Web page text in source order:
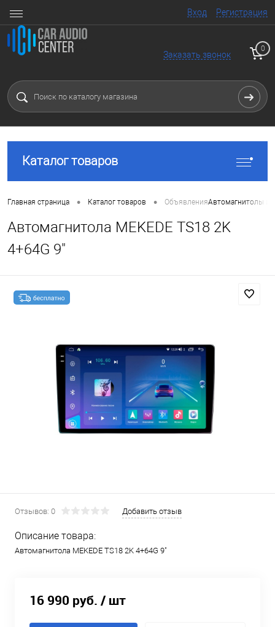
Вход Регистрация
Заказать звонок
0
Каталог товаров
Главная страница • Каталог товаров • ОбъявленияАвтомагнитолы и
Автомагнитола MEKEDE TS18 2K
4+64G 9"
Отзывов: 0 Добавить отзыв
Описание товара:
Автомагнитола MEKEDE TS18 2K 4+64G 9"
16 990 руб. / шт